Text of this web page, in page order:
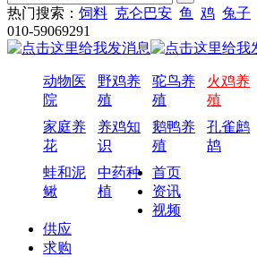
热门搜索： 饲料 克仑巴安 鱼 鸡 兔子
010-59069291
动物医
院
野鸡养
殖
驼鸟养
殖
火鸡养
殖
家庭养
花
养鸡知
识
鹅鸭养
殖
孔雀鹧
鸪
蛙和泥
鳅
中药种
植
首页
资讯
视频
供应
求购